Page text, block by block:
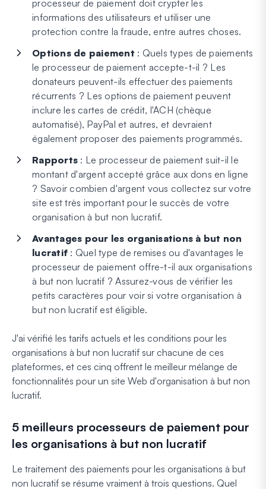
processeur de paiement doit crypter les
informations des utilisateurs et utiliser une
protection contre la fraude, entre autres choses.
Options de paiement : Quels types de paiements
le processeur de paiement accepte-t-il ? Les
donateurs peuvent-ils effectuer des paiements
récurrents ? Les options de paiement peuvent
inclure les cartes de crédit, l'ACH (chèque
automatisé), PayPal et autres, et devraient
également proposer des paiements programmés.
Rapports : Le processeur de paiement suit-il le
montant d'argent accepté grâce aux dons en ligne
? Savoir combien d'argent vous collectez sur votre
site est très important pour le succès de votre
organisation à but non lucratif.
Avantages pour les organisations à but non
lucratif : Quel type de remises ou d'avantages le
processeur de paiement offre-t-il aux organisations
à but non lucratif ? Assurez-vous de vérifier les
petits caractères pour voir si votre organisation à
but non lucratif est éligible.
J'ai vérifié les tarifs actuels et les conditions pour les
organisations à but non lucratif sur chacune de ces
plateformes, et ces cinq offrent le meilleur mélange de
fonctionnalités pour un site Web d'organisation à but non
lucratif.
5 meilleurs processeurs de paiement pour
les organisations à but non lucratif
Le traitement des paiements pour les organisations à but
non lucratif se résume vraiment à trois questions. Quel